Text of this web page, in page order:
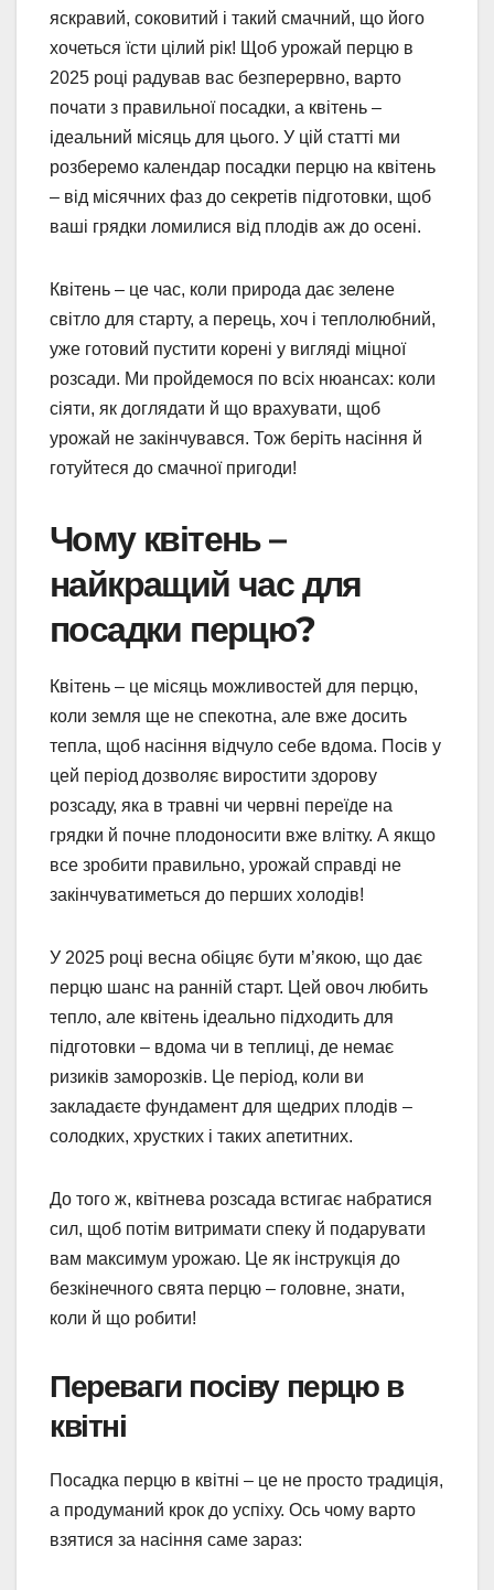
яскравий, соковитий і такий смачний, що його
хочеться їсти цілий рік! Щоб урожай перцю в
2025 році радував вас безперервно, варто
почати з правильної посадки, а квітень –
ідеальний місяць для цього. У цій статті ми
розберемо календар посадки перцю на квітень
– від місячних фаз до секретів підготовки, щоб
ваші грядки ломилися від плодів аж до осені.
Квітень – це час, коли природа дає зелене
світло для старту, а перець, хоч і теплолюбний,
уже готовий пустити корені у вигляді міцної
розсади. Ми пройдемося по всіх нюансах: коли
сіяти, як доглядати й що врахувати, щоб
урожай не закінчувався. Тож беріть насіння й
готуйтеся до смачної пригоди!
Чому квітень –
найкращий час для
посадки перцю?
Квітень – це місяць можливостей для перцю,
коли земля ще не спекотна, але вже досить
тепла, щоб насіння відчуло себе вдома. Посів у
цей період дозволяє виростити здорову
розсаду, яка в травні чи червні переїде на
грядки й почне плодоносити вже влітку. А якщо
все зробити правильно, урожай справді не
закінчуватиметься до перших холодів!
У 2025 році весна обіцяє бути м’якою, що дає
перцю шанс на ранній старт. Цей овоч любить
тепло, але квітень ідеально підходить для
підготовки – вдома чи в теплиці, де немає
ризиків заморозків. Це період, коли ви
закладаєте фундамент для щедрих плодів –
солодких, хрустких і таких апетитних.
До того ж, квітнева розсада встигає набратися
сил, щоб потім витримати спеку й подарувати
вам максимум урожаю. Це як інструкція до
безкінечного свята перцю – головне, знати,
коли й що робити!
Переваги посіву перцю в
квітні
Посадка перцю в квітні – це не просто традиція,
а продуманий крок до успіху. Ось чому варто
взятися за насіння саме зараз: